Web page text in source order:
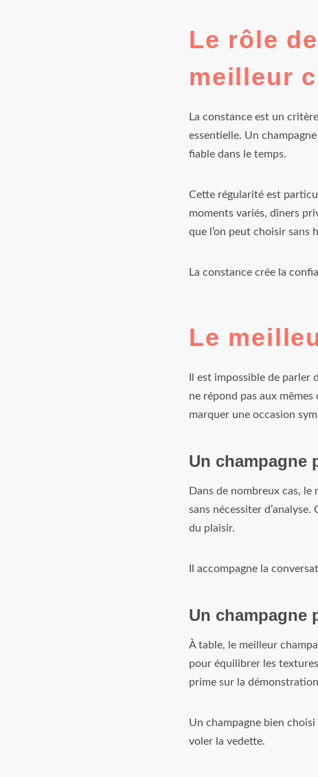
Le rôle
meilleur
La constance est un
essentielle. Un
fiable dans le temps.
Cette régularité est
moments variés, dîners
que l’on peut choisir sans
La constance crée la
Le
Il est impossible de parler
ne répond pas aux
marquer une occasion
Un champagne
Dans de nombreux cas,
sans nécessiter
du plaisir.
Il accompagne la
Un champagne
À table, le meilleur
pour équilibrer les
prime sur la
Un champagne bien
voler la vedette.